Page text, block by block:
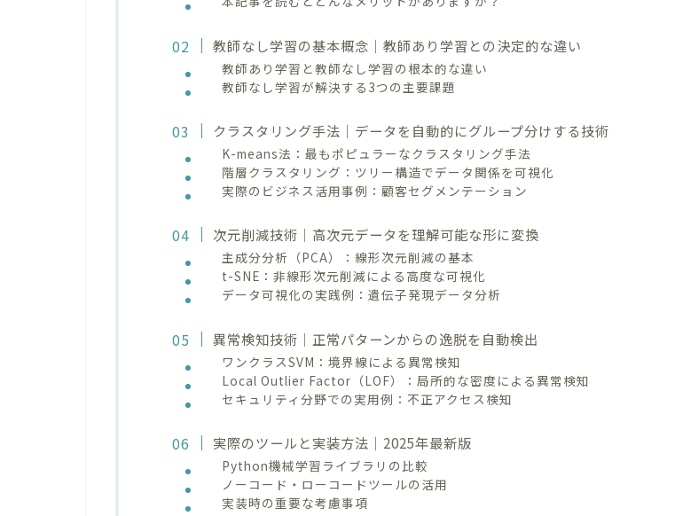
教師なし学習の基本概念｜教師あり学習との決定的な違い
教師あり学習と教師なし学習の根本的な違い
教師なし学習が解決する3つの主要課題
クラスタリング手法｜データを自動的にグループ分けする技術
K-means法：最もポピュラーなクラスタリング手法
階層クラスタリング：ツリー構造でデータ関係を可視化
実際のビジネス活用事例：顧客セグメンテーション
次元削減技術｜高次元データを理解可能な形に変換
主成分分析（PCA）：線形次元削減の基本
t-SNE：非線形次元削減による高度な可視化
データ可視化の実践例：遺伝子発現データ分析
異常検知技術｜正常パターンからの逸脱を自動検出
ワンクラスSVM：境界線による異常検知
Local Outlier Factor（LOF）：局所的な密度による異常検知
セキュリティ分野での実用例：不正アクセス検知
実際のツールと実装方法｜2025年最新版
Python機械学習ライブラリの比較
ノーコード・ローコードツールの活用
実装時の重要な考慮事項